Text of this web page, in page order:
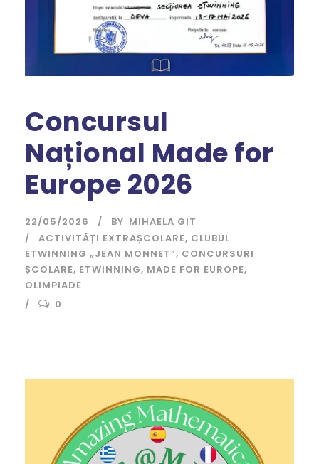
Concursul
Național Made for
Europe 2026
22/05/2026 BY MIHAELA GIT
ACTIVITĂȚI EXTRAȘCOLARE, CLUBUL
ETWINNING „JEAN MONNET”, CONCURSURI
ȘCOLARE, ETWINNING, MADE FOR EUROPE,
OLIMPIADE
0